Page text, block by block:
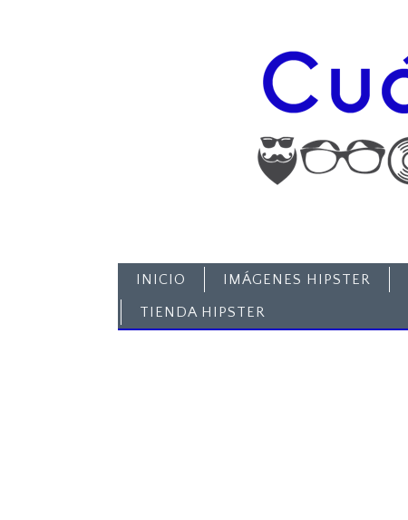
INICIO IMÁGENES HIPSTER
TIENDA HIPSTER